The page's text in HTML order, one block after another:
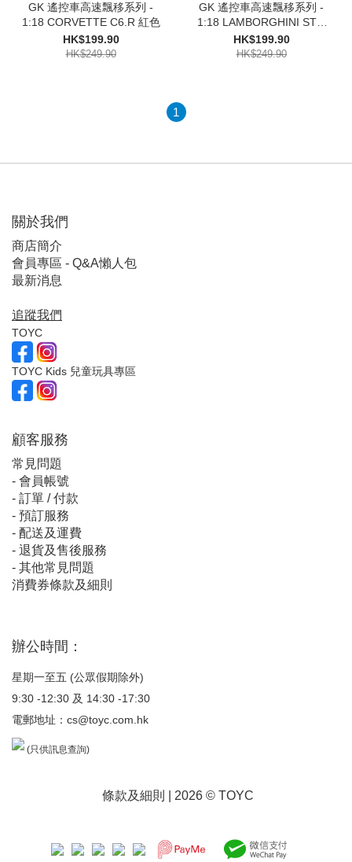
GK 遙控車高速飄移系列 -
1:18 CORVETTE C6.R 紅色
HK$199.90
HK$249.90
GK 遙控車高速飄移系列 -
1:18 LAMBORGHINI STO
白色
HK$199.90
HK$249.90
1
關於我們
商店簡介
會員專區 - Q&A懶人包
最新消息
追蹤我們
TOYC
TOYC Kids 兒童玩具專區
顧客服務
常見問題
- 會員帳號
- 訂單 / 付款
- 預訂服務
- 配送及運費
- 退貨及售後服務
- 其他常見問題
消費券條款及細則
辦公時間：
星期一至五 (公眾假期除外)
9:30 -12:30 及 14:30 -17:30
電郵地址： cs@toyc.com.hk
(只供訊息查詢)
條款及細則 | 2026 © TOYC